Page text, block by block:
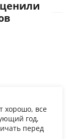
хорошо, все
год,
перед